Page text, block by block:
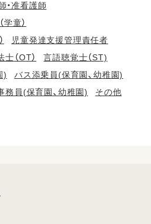
・准看護師
童）
児童発達支援管理責任者
（OT）
言語聴覚士（ST)
)
バス添乗員(保育園、幼稚園)
務員(保育園、幼稚園) その他